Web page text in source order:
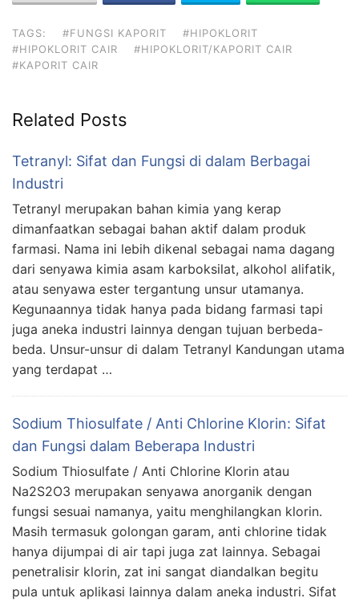
TAGS: #FUNGSI KAPORIT
#HIPOKLORIT
#HIPOKLORIT CAIR
#HIPOKLORIT/KAPORIT CAIR
#KAPORIT CAIR
Related Posts
Tetranyl: Sifat dan Fungsi di dalam Berbagai
Industri
Tetranyl merupakan bahan kimia yang kerap
dimanfaatkan sebagai bahan aktif dalam produk
farmasi. Nama ini lebih dikenal sebagai nama dagang
dari senyawa kimia asam karboksilat, alkohol alifatik,
atau senyawa ester tergantung unsur utamanya.
Kegunaannya tidak hanya pada bidang farmasi tapi
juga aneka industri lainnya dengan tujuan berbeda-
beda. Unsur-unsur di dalam Tetranyl Kandungan utama
yang terdapat …
Sodium Thiosulfate / Anti Chlorine Klorin: Sifat
dan Fungsi dalam Beberapa Industri
Sodium Thiosulfate / Anti Chlorine Klorin atau
Na2S2O3 merupakan senyawa anorganik dengan
fungsi sesuai namanya, yaitu menghilangkan klorin.
Masih termasuk golongan garam, anti chlorine tidak
hanya dijumpai di air tapi juga zat lainnya. Sebagai
penetralisir klorin, zat ini sangat diandalkan begitu
pula untuk aplikasi lainnya dalam aneka industri. Sifat